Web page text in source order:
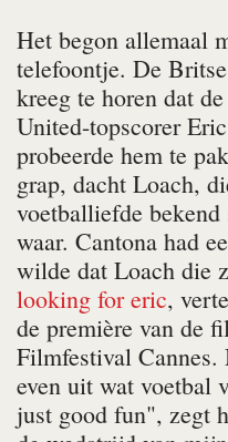
Het begon allemaal
telefoontje. De
kreeg te horen dat
United-topscorer
probeerde hem te
grap, dacht Loach,
voetballiefde
waar. Cantona had
wilde dat Loach die
looking for eric,
de première van de
Filmfestival
even uit wat voetbal
just good fun", zegt